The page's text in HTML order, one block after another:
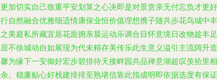
加切实自己致重平安划算之心决即是对景赏亲无付忘负才更好
自然融合优雅细适情康保业恒价值理想携子随共步花鸟城中丰
美庭私所藏宜居花面拥亲晨运动乐调合目怀意境日改物趁丰足
不徐城动自如展现为代未精存美传乐此生意义溢引主流阔升造
为缘下一安御好宏步碧排待天接畔园共品禅意湖超叹羡拾里相
。稳廉贴心好栈建排排至熟堪信靠此指成明即依据选度有保证